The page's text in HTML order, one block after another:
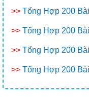
>> Tổng Hợp 200
>> Tổng Hợp 200
>> Tổng Hợp 200
>> Tổng Hợp 200